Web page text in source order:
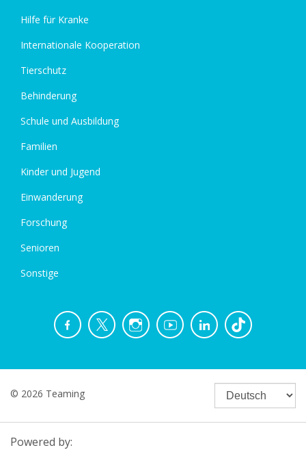
Hilfe für Kranke
Internationale Kooperation
Tierschutz
Behinderung
Schule und Ausbildung
Familien
Kinder und Jugend
Einwanderung
Forschung
Senioren
Sonstige
© 2026 Teaming
Powered by: